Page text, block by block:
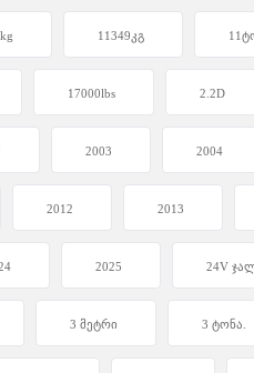
11349კგ
17000lbs 2.2D
2003 2004
2012 2013
2025 24V
3 მეტრი 3 ტონა.